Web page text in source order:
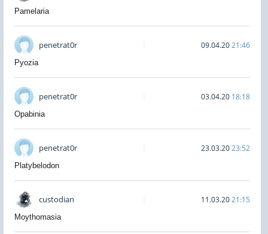
Pamelaria
penetrat0r 09.04.2021:46
Pyozia
penetrat0r 03.04.20 18:18
Opabinia
penetrat0r 23.03.2023:52
Platybelodon
custodian 11.03.2021:15
Moythomasia